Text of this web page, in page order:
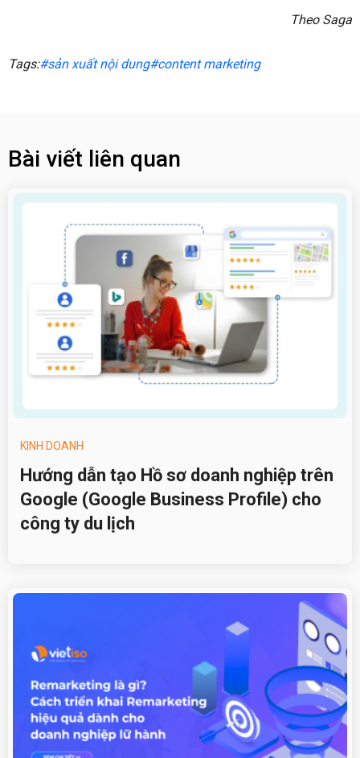
Theo Saga
Tags:#sản xuất nội dung#content marketing
Bài viết liên quan
KINH DOANH
Hướng dẫn tạo Hồ sơ doanh nghiệp trên
Google (Google Business Profile) cho
công ty du lịch